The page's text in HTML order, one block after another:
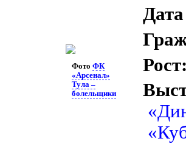
Фото ФК
«Арсенал»
Тула –
болельщики
Рост: